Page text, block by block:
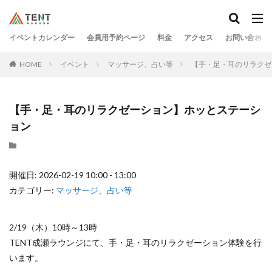
イベントカレンダー 会員用予約ページ 料金 アクセス お問い合わせ
HOME イベント マッサージ、占い等 【手・足・耳のリラク
【手・足・耳のリラクゼーション】ホッとステーシ
ョン
開催日: 2026-02-19 10:00 - 13:00
カテゴリー: マッサージ、占い等
2/19（木）10時～13時
TENT成瀬ラウンジにて、手・足・耳のリラクゼーション体験を行
います。